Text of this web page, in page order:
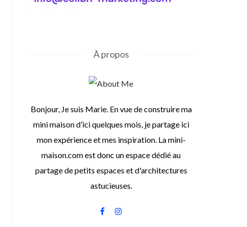
À propos
Bonjour, Je suis Marie. En vue de construire ma
mini maison d’ici quelques mois, je partage ici
mon expérience et mes inspiration. La mini-
maison.com est donc un espace dédié au
partage de petits espaces et d'architectures
astucieuses.